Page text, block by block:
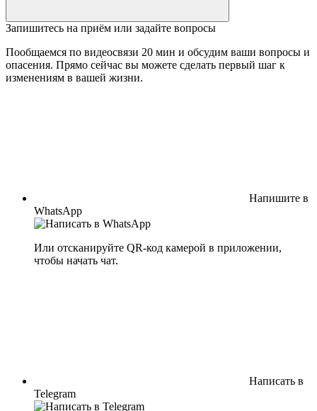
Запишитесь на приём или задайте вопросы
Пообщаемся по видеосвязи 20 мин и обсудим ваши вопросы и
опасения. Прямо сейчас вы можете сделать первый шаг к
изменениям в вашей жизни.
Напишите в
WhatsApp
Или отсканируйте QR-код камерой в приложении,
чтобы начать чат.
Написать в
Telegram